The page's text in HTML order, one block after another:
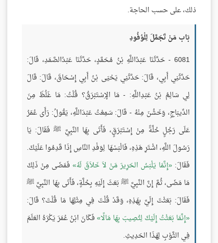
ذلك، على حسب الحاجة.
بَاب مَنْ تَجَمَّلَ لِلْوُفُودِ
6081 - حَدَّثَنَا عَبْدُاللَّهِ بْنُ مُحَمَّدٍ، حَدَّثَنَا عَبْدُالصَّمَدِ، قَالَ:
حَدَّثَنِي أَبِي، قَالَ: حَدَّثَنِي يَحْيَى بْنُ أَبِي إِسْحَاقَ، قَالَ: قَالَ
لِي سَالِمُ بْنُ عَبْدِاللَّهِ: - مَا الإِسْتَبْرَقُ؟ قُلْتُ: مَا غَلُظَ مِنَ
الدِّيبَاجِ، وَخَشُنَ مِنْهُ - قَالَ: سَمِعْتُ عَبْدَاللَّهِ، يَقُولُ: رَأَى عُمَرُ
عَلَى رَجُلٍ حُلَّةً مِنْ إِسْتَبْرَقٍ، فَأَتَى بِهَا النَّبِيَّ ﷺ فَقَالَ: يَا
رَسُولَ اللَّهِ، اشْتَرِ هَذِهِ، فَالْبَسْهَا لِوَفْدِ النَّاسِ إِذَا قَدِمُوا عَلَيْكَ.
فَقَالَ: إِنَّمَا يَلْبَسُ الحَرِيرَ مَنْ لاَ خَلاَقَ لَهُ فَمَضَى مِنْ ذَلِكَ
مَا مَضَى، ثُمَّ إِنَّ النَّبِيَّ ﷺ بَعَثَ إِلَيْهِ بِحُلَّةٍ، فَأَتَى بِهَا النَّبِيَّ ﷺ
فَقَالَ: بَعَثْتَ إِلَيَّ بِهَذِهِ، وَقَدْ قُلْتَ فِي مِثْلِهَا مَا قُلْتَ؟ قَالَ:
إِنَّمَا بَعَثْتُ إِلَيْكَ لِتُصِيبَ بِهَا مَالًا فَكَانَ ابْنُ عُمَرَ يَكْرَهُ العَلَمَ
فِي الثَّوْبِ لِهَذَا الحَدِيثِ.